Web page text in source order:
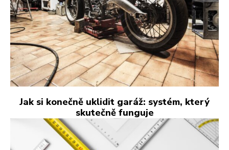
Jak si konečně uklidit garáž: systém, který
skutečně funguje